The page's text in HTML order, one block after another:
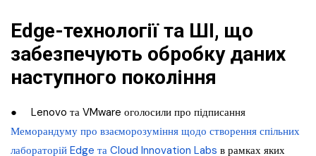
Edge-технології та ШI, що
забезпечують обробку даних
наступного покоління
● Lenovo та VMware оголосили про підписання
Меморандуму про взаєморозуміння щодо створення спільних
лабораторій Edge та Cloud Innovation Labs в рамках яких